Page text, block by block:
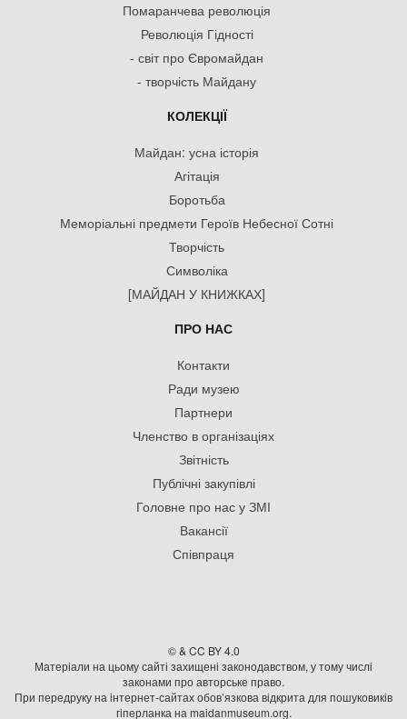
Помаранчева революція
Революція Гідності
- світ про Євромайдан
- творчість Майдану
КОЛЕКЦІЇ
Майдан: усна історія
Агітація
Боротьба
Меморіальні предмети Героїв Небесної Сотні
Творчість
Символіка
[МАЙДАН У КНИЖКАХ]
ПРО НАС
Контакти
Ради музею
Партнери
Членство в організаціях
Звітність
Публічні закупівлі
Головне про нас у ЗМІ
Вакансії
Співпраця
© & CC BY 4.0
Матеріали на цьому сайті захищені законодавством, у тому числі
законами про авторське право.
При передруку на iнтернет-сайтах обов’язкова відкрита для пошуковиків
гiперланка на maidanmuseum.org.